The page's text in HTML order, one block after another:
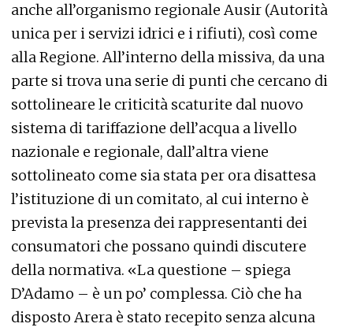
anche all’organismo regionale Ausir (Autorità
unica per i servizi idrici e i rifiuti), così come
alla Regione. All’interno della missiva, da una
parte si trova una serie di punti che cercano di
sottolineare le criticità scaturite dal nuovo
sistema di tariffazione dell’acqua a livello
nazionale e regionale, dall’altra viene
sottolineato come sia stata per ora disattesa
l’istituzione di un comitato, al cui interno è
prevista la presenza dei rappresentanti dei
consumatori che possano quindi discutere
della normativa. «La questione – spiega
D’Adamo – è un po’ complessa. Ciò che ha
disposto Arera è stato recepito senza alcuna